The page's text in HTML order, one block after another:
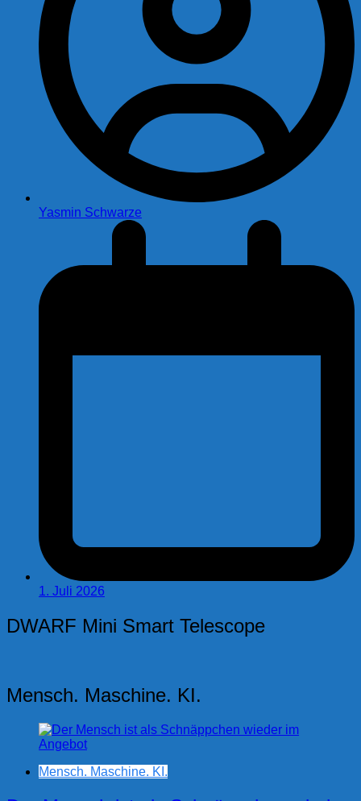
Yasmin Schwarze
1. Juli 2026
DWARF Mini Smart Telescope
Mensch. Maschine. KI.
Mensch. Maschine. KI.